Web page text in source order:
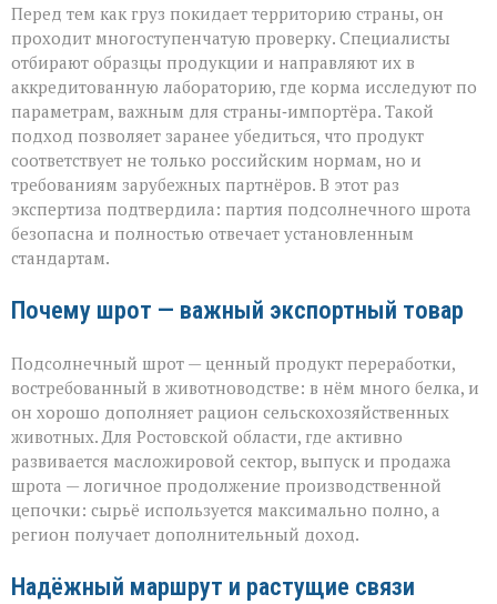
Перед тем как груз покидает территорию страны, он
проходит многоступенчатую проверку. Специалисты
отбирают образцы продукции и направляют их в
аккредитованную лабораторию, где корма исследуют по
параметрам, важным для страны‑импортёра. Такой
подход позволяет заранее убедиться, что продукт
соответствует не только российским нормам, но и
требованиям зарубежных партнёров. В этот раз
экспертиза подтвердила: партия подсолнечного шрота
безопасна и полностью отвечает установленным
стандартам.
Почему шрот — важный экспортный товар
Подсолнечный шрот — ценный продукт переработки,
востребованный в животноводстве: в нём много белка, и
он хорошо дополняет рацион сельскохозяйственных
животных. Для Ростовской области, где активно
развивается масложировой сектор, выпуск и продажа
шрота — логичное продолжение производственной
цепочки: сырьё используется максимально полно, а
регион получает дополнительный доход.
Надёжный маршрут и растущие связи